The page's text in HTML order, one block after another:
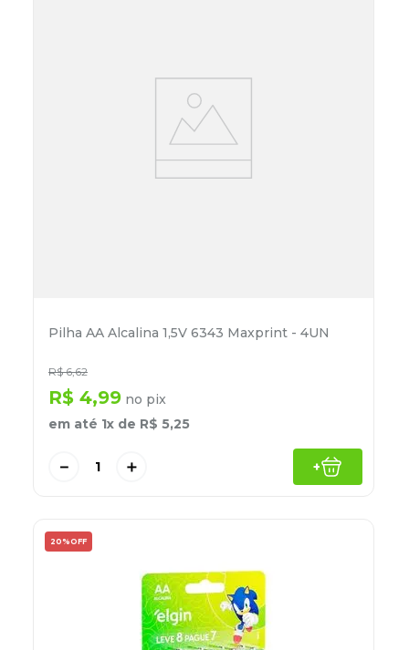
Pilha AA Alcalina 1,5V 6343 Maxprint - 4UN
R$ 6,62
R$ 4,99 no pix
em até 1x de R$ 5,25
＋
－ +
20% OFF